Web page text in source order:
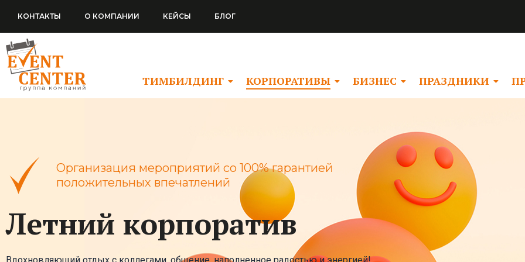
содержимому
КОНТАКТЫ О КОМПАНИИ КЕЙСЫ БЛОГ
ТИМБИЛДИНГ КОРПОРАТИВЫ БИЗНЕС ПРАЗДНИКИ
Организация мероприятий со 100% гарантией
положительных впечатлений
Летний корпоратив